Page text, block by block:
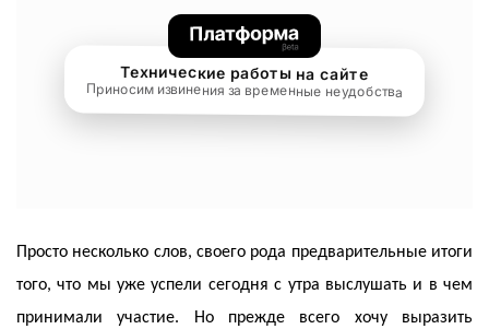
Просто несколько слов, своего рода предварительные итоги
того, что мы уже успели сегодня с утра выслушать и в чем
принимали участие. Но прежде всего хочу выразить